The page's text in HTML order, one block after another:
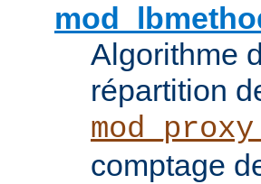
Algorithme
répartition
comptage